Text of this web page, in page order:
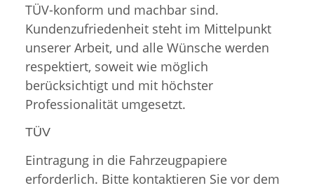
TÜV-konform und machbar sind.
Kundenzufriedenheit steht im Mittelpunkt
unserer Arbeit, und alle Wünsche werden
respektiert, soweit wie möglich
berücksichtigt und mit höchster
Professionalität umgesetzt.
TÜV
Eintragung in die Fahrzeugpapiere
erforderlich. Bitte kontaktieren Sie vor dem